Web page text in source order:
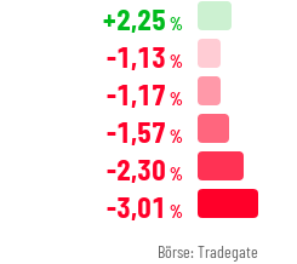
+2,25 %
-1,13 %
-1,17 %
-1,57 %
-2,30 %
-3,01 %
Börse: Tradegate